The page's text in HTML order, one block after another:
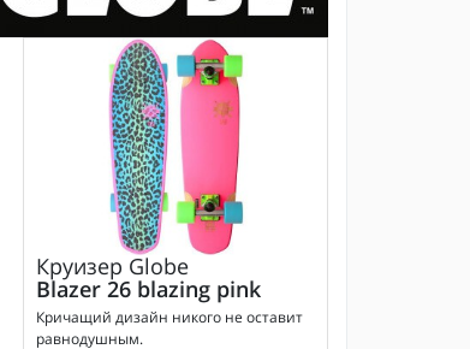
Круизер Globe
Blazer 26 blazing pink
Кричащий дизайн никого не оставит
равнодушным.